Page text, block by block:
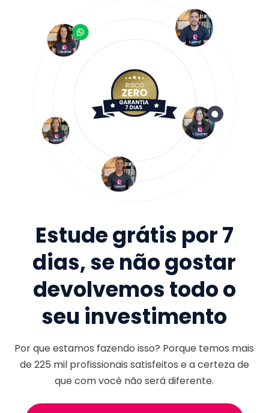
Estude grátis por 7
dias, se não gostar
devolvemos todo o
seu investimento
Por que estamos fazendo isso? Porque temos mais
de225 milprofissionais satisfeitos e a certeza de
que com você não será diferente.